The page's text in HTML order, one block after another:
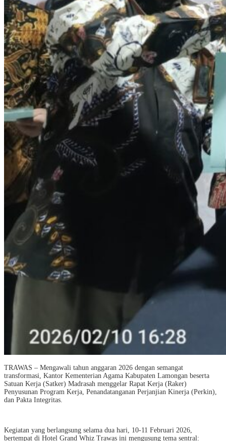
TRAWAS – Mengawali tahun anggaran 2026 dengan semangat
transformasi, Kantor Kementerian Agama Kabupaten Lamongan beserta
Satuan Kerja (Satker) Madrasah menggelar Rapat Kerja (Raker)
Penyusunan Program Kerja, Penandatanganan Perjanjian Kinerja (Perkin),
dan Pakta Integritas.
Kegiatan yang berlangsung selama dua hari, 10-11 Februari 2026,
bertempat di Hotel Grand Whiz Trawas ini mengusung tema sentral: